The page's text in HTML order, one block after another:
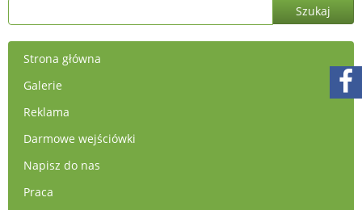
Strona główna
Galerie
Reklama
Darmowe wejściówki
Napisz do nas
Praca